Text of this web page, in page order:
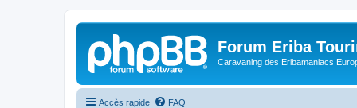
Forum Eriba
Caravaning des Eribamaniacs
Accès rapide FAQ